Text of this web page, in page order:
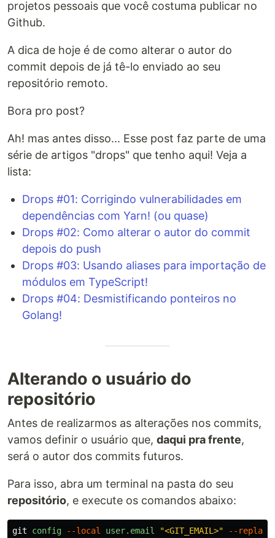
projetos pessoais que você costuma publicar no
Github.
A dica de hoje é de como alterar o autor do
commit depois de já tê-lo enviado ao seu
repositório remoto.
Bora pro post?
Ah! mas antes disso... Esse post faz parte de uma
série de artigos "drops" que tenho aqui! Veja a
lista:
Drops #01: Corrigindo vulnerabilidades em
dependências com Yarn! (ou quase)
Drops #02: Como alterar o autor do commit
depois do push
Drops #03: Usando aliases para importação de
módulos em TypeScript!
Drops #04: Desmistificando ponteiros no
Golang!
Alterando o usuário do
repositório
Antes de realizarmos as alterações nos commits,
vamos definir o usuário que, daqui pra frente,
será o autor dos commits futuros.
Para isso, abra um terminal na pasta do seu
repositório, e execute os comandos abaixo:
git config --local user.email "<GIT_EMAIL>"
--